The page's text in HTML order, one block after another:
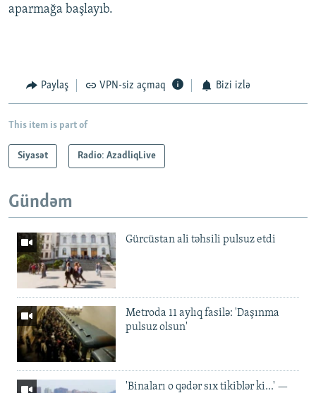
aparmağa başlayıb.
Paylaş VPN-siz açmaq Bizi izlə
This item is part of
Siyasət Radio: AzadliqLive
Gündəm
Gürcüstan ali təhsili pulsuz etdi
Metroda 11 aylıq fasilə: 'Daşınma
pulsuz olsun'
'Binaları o qədər sıx tikiblər ki...' —